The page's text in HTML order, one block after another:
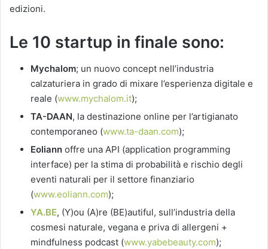
edizioni.
Le 10 startup in finale sono:
Mychalom; un nuovo concept nell’industria
calzaturiera in grado di mixare l’esperienza digitale e
reale (www.mychalom.it);
TA-DAAN, la destinazione online per l’artigianato
contemporaneo (www.ta-daan.com);
Eoliann offre una API (application programming
interface) per la stima di probabilità e rischio degli
eventi naturali per il settore finanziario
(www.eoliann.com);
YA.BE, (Y)ou (A)re (BE)autiful, sull’industria della
cosmesi naturale, vegana e priva di allergeni +
mindfulness podcast (www.yabebeauty.com);